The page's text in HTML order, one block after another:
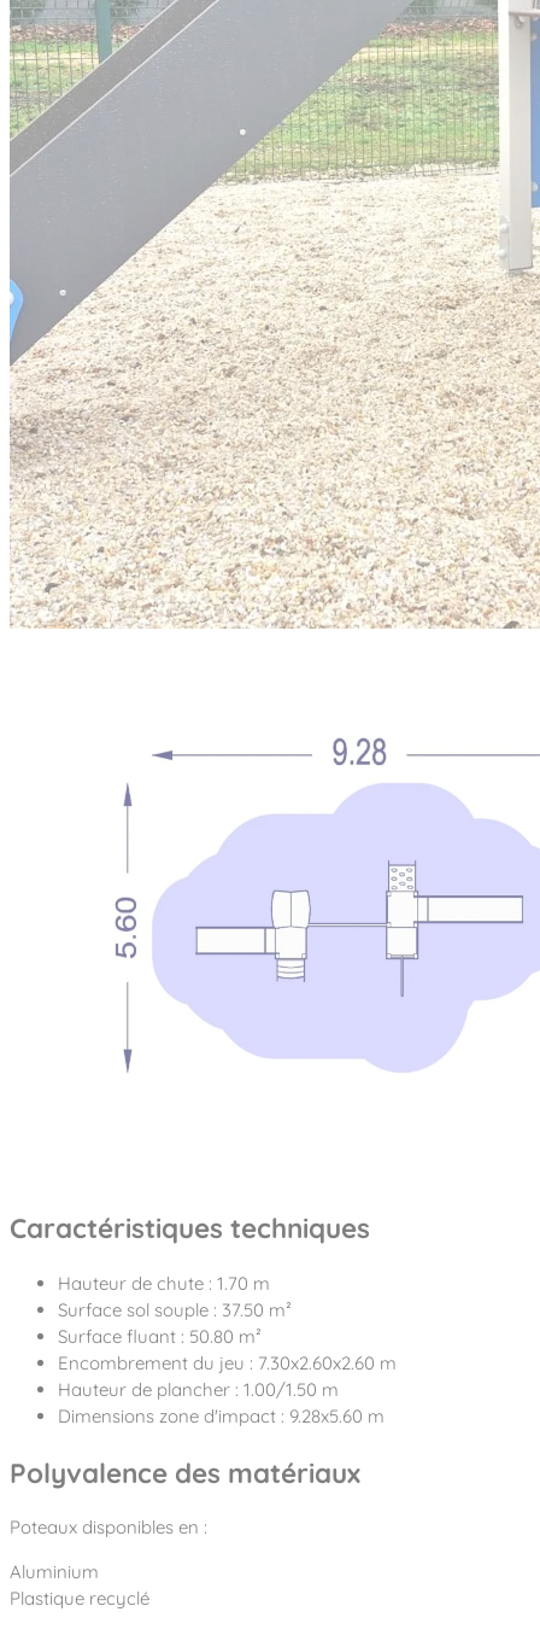
Caractéristiques techniques
Hauteur de chute : 1.70 m
Surface sol souple : 37.50 m²
Surface fluant : 50.80 m²
Encombrement du jeu : 7.30x2.60x2.60 m
Hauteur de plancher : 1.00/1.50 m
Dimensions zone d'impact : 9.28x5.60 m
Polyvalence des matériaux
Poteaux disponibles en :
Aluminium
Plastique recyclé